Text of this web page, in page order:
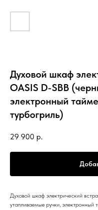
Духовой шкаф
OASIS D-SBB
электронный
турбогриль)
29 900 р.
Духовой шкаф электрический
утапливаемые ручки, электронный